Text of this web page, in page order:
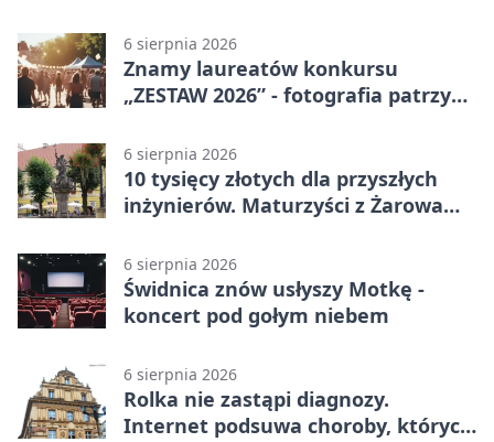
6 sierpnia 2026
Znamy laureatów konkursu
„ZESTAW 2026” - fotografia patrzy
6 sierpnia 2026
10 tysięcy złotych dla przyszłych
inżynierów. Maturzyści z Żarowa
6 sierpnia 2026
Świdnica znów usłyszy Motkę -
koncert pod gołym niebem
6 sierpnia 2026
Rolka nie zastąpi diagnozy.
Internet podsuwa choroby, których